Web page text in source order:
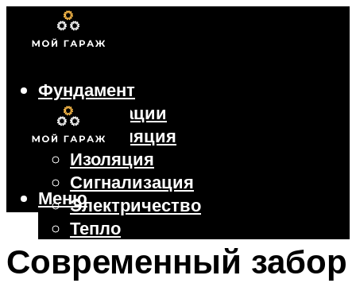
Фундамент
Коммуникации
Вентиляция
Изоляция
Сигнализация
Электричество
Тепло
Крыша
Ворота
Меню
Современный забор